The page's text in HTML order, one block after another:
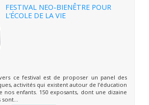
FESTIVAL NEO-BIENÊTRE POUR
L’ÉCOLE DE LA VIE
ce festival est de proposer un panel des
activités qui existent autour de l’éducation
enfants. 150 exposants, dont une dizaine